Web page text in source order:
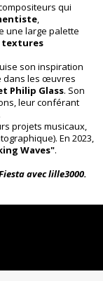
qui
,
une large palette
textures
son inspiration
dans les œuvres
Philip Glass. Son
leur conférant
projets musicaux,
En 2023,
Waves".
avec lille3000.